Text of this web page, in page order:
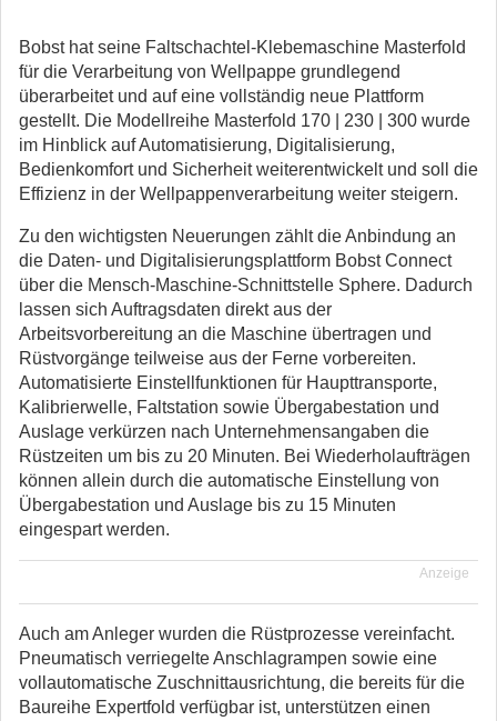
Bobst hat seine Faltschachtel-Klebemaschine Masterfold
für die Verarbeitung von Wellpappe grundlegend
überarbeitet und auf eine vollständig neue Plattform
gestellt. Die Modellreihe Masterfold 170 | 230 | 300 wurde
im Hinblick auf Automatisierung, Digitalisierung,
Bedienkomfort und Sicherheit weiterentwickelt und soll die
Effizienz in der Wellpappenverarbeitung weiter steigern.
Zu den wichtigsten Neuerungen zählt die Anbindung an
die Daten- und Digitalisierungsplattform Bobst Connect
über die Mensch-Maschine-Schnittstelle Sphere. Dadurch
lassen sich Auftragsdaten direkt aus der
Arbeitsvorbereitung an die Maschine übertragen und
Rüstvorgänge teilweise aus der Ferne vorbereiten.
Automatisierte Einstellfunktionen für Haupttransporte,
Kalibrierwelle, Faltstation sowie Übergabestation und
Auslage verkürzen nach Unternehmensangaben die
Rüstzeiten um bis zu 20 Minuten. Bei Wiederholaufträgen
können allein durch die automatische Einstellung von
Übergabestation und Auslage bis zu 15 Minuten
eingespart werden.
Anzeige
Auch am Anleger wurden die Rüstprozesse vereinfacht.
Pneumatisch verriegelte Anschlagrampen sowie eine
vollautomatische Zuschnittausrichtung, die bereits für die
Baureihe Expertfold verfügbar ist, unterstützen einen